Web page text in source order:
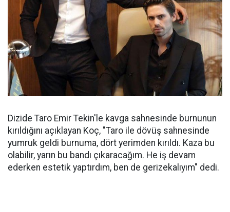
Dizide Taro Emir Tekin'le kavga sahnesinde burnunun
kırıldığını açıklayan Koç, "Taro ile dövüş sahnesinde
yumruk geldi burnuma, dört yerimden kırıldı. Kaza bu
olabilir, yarın bu bandı çıkaracağım. He iş devam
ederken estetik yaptırdım, ben de gerizekalıyım" dedi.